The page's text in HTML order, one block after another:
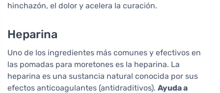
hinchazón, el dolor y acelera la curación.
Heparina
Uno de los ingredientes más comunes y efectivos en
las pomadas para moretones es la heparina. La
heparina es una sustancia natural conocida por sus
efectos anticoagulantes (antidraditivos). Ayuda a